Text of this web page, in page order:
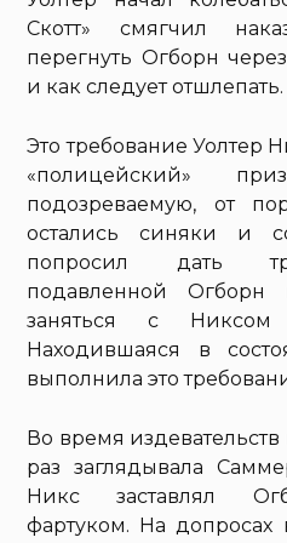
Скотт» смягчил
перегнуть Огборн
и как следует отшлепать.
Это требование Уолтер
«полицейский»
подозреваемую, от
остались синяки и
попросил дать
подавленной
заняться с Никсом
Находившаяся в
выполнила это
Во время
раз заглядывала
Никс заставлял
фартуком. На